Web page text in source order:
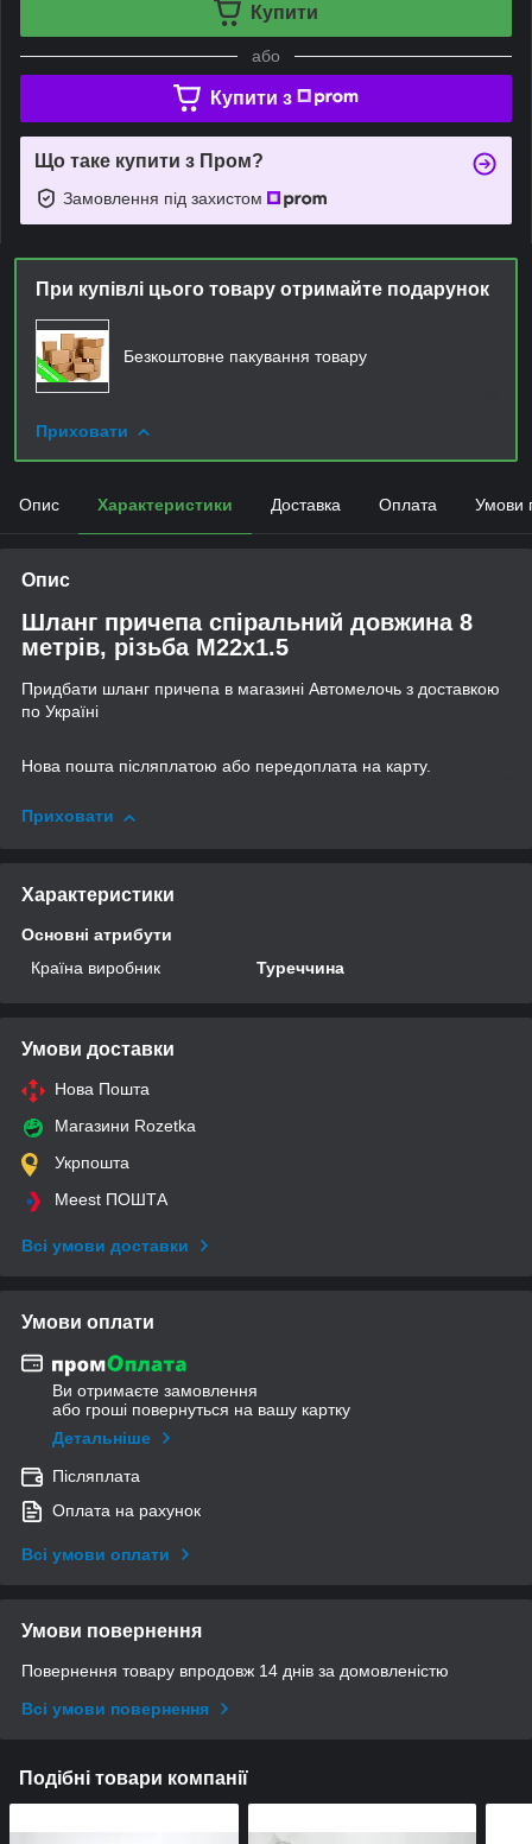
Купити
або
Купити з
Що таке купити з Пром?
Замовлення під захистом
При купівлі цього товару отримайте подарунок
Безкоштовне пакування товару
Приховати
Опис Характеристики Доставка Оплата Умови
Опис
Шланг причепа спіральний довжина 8
метрів, різьба М22x1.5
Придбати шланг причепа в магазині Автомелочь з доставкою
по Україні
Нова пошта післяплатою або передоплата на карту.
Приховати
Характеристики
Основні атрибути
Країна виробник
Туреччина
Умови доставки
Нова Пошта
Магазини Rozetka
Укрпошта
Meest ПОШТА
Всі умови доставки
Умови оплати
Ви отримаєте замовлення
або гроші повернуться на вашу картку
Детальніше
Післяплата
Оплата на рахунок
Всі умови оплати
Умови повернення
Повернення товару впродовж 14 днів за домовленістю
Всі умови повернення
Подібні товари компанії